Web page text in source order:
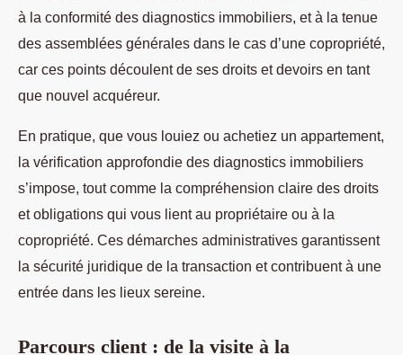
à la conformité des diagnostics immobiliers, et à la tenue
des assemblées générales dans le cas d’une copropriété,
car ces points découlent de ses droits et devoirs en tant
que nouvel acquéreur.
En pratique, que vous louiez ou achetiez un appartement,
la vérification approfondie des diagnostics immobiliers
s’impose, tout comme la compréhension claire des droits
et obligations qui vous lient au propriétaire ou à la
copropriété. Ces démarches administratives garantissent
la sécurité juridique de la transaction et contribuent à une
entrée dans les lieux sereine.
Parcours client : de la visite à la